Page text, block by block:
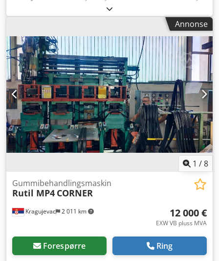
Zig-Zag-kutter! For kutting av et 800 mm fell til en endeløs
stripe for ekstrudermating. 12 måneders garanti.
Annonse
1 /8
Kragujevac 2 011 km
Gummibehandlingsmaskin
Rutil MP4 CORNER
12 000 €
EXW VB pluss MVA
Forespørre Ring